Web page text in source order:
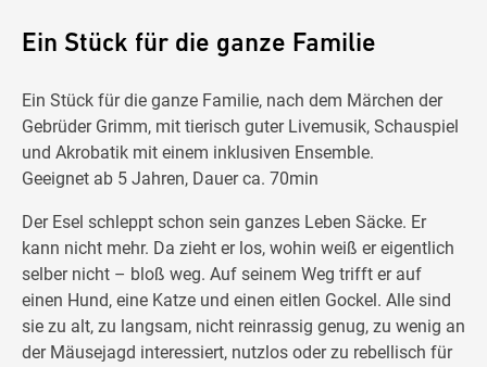
Ein Stück für die ganze Familie
Ein Stück für die ganze Familie, nach dem Märchen der
Gebrüder Grimm, mit tierisch guter Livemusik, Schauspiel
und Akrobatik mit einem inklusiven Ensemble.
Geeignet ab 5 Jahren, Dauer ca. 70min
Der Esel schleppt schon sein ganzes Leben Säcke. Er
kann nicht mehr. Da zieht er los, wohin weiß er eigentlich
selber nicht – bloß weg. Auf seinem Weg trifft er auf
einen Hund, eine Katze und einen eitlen Gockel. Alle sind
sie zu alt, zu langsam, nicht reinrassig genug, zu wenig an
der Mäusejagd interessiert, nutzlos oder zu rebellisch für